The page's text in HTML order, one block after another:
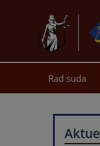
Rad suda